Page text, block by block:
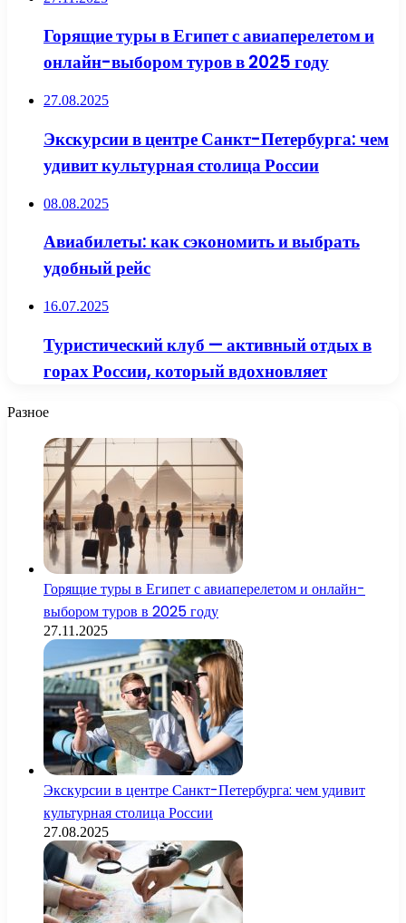
Горящие туры в Египет с авиаперелетом и
онлайн-выбором туров в 2025 году
27.08.2025
Экскурсии в центре Санкт-Петербурга: чем
удивит культурная столица России
08.08.2025
Авиабилеты: как сэкономить и выбрать
удобный рейс
16.07.2025
Туристический клуб — активный отдых в
горах России, который вдохновляет
Разное
Горящие туры в Египет с авиаперелетом и онлайн-
выбором туров в 2025 году
27.11.2025
Экскурсии в центре Санкт-Петербурга: чем удивит
культурная столица России
27.08.2025